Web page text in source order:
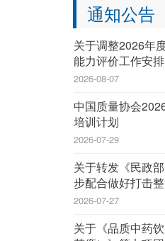
通知公告
关于调整2026年
能力评价工作安
2026-08-07
中国质量协会
培训计划
2026-07-29
关于转发《民政
步配合做好打击整
工作的通知》的通
2026-07-27
关于《品质中药